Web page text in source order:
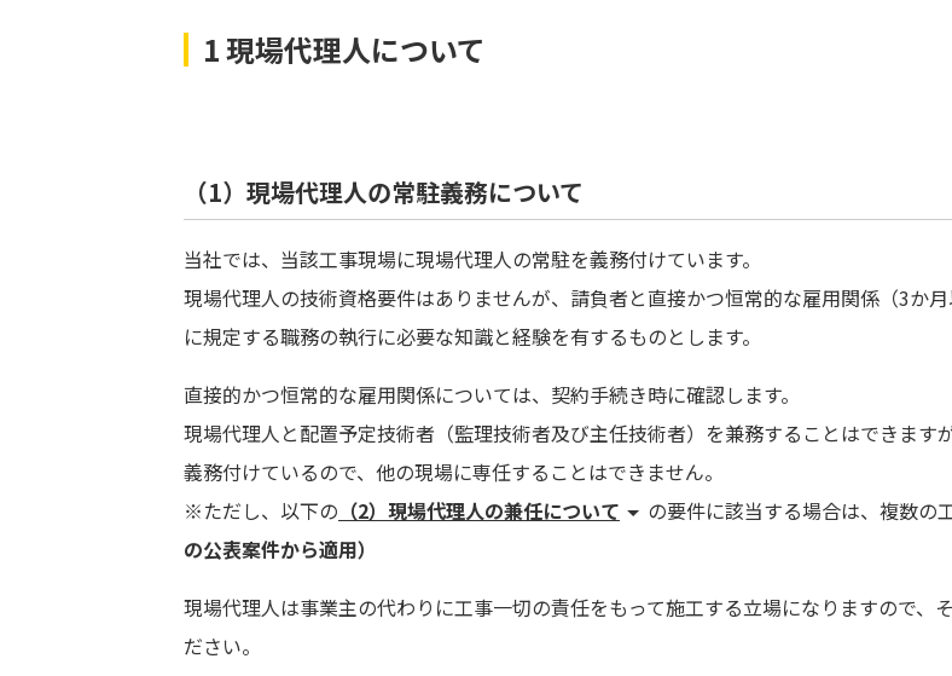
1 現場代理人について
（1）現場代理人の常駐義務について
当社では、当該工事現場に現場代理人の常駐を義務付けています。
現場代理人の技術資格要件はありませんが、請負者と直接かつ恒常的な雇用関係（3か
に規定する職務の執行に必要な知識と経験を有するものとします。
直接的かつ恒常的な雇用関係については、契約手続き時に確認します。
現場代理人と配置予定技術者（監理技術者及び主任技術者）を兼務することはできま
義務付けているので、他の現場に専任することはできません。
※ただし、以下の （2）現場代理人の兼任について の要件に該当する場合は、複数の
の公表案件から適用）
現場代理人は事業主の代わりに工事一切の責任をもって施工する立場になりますので、
ださい。